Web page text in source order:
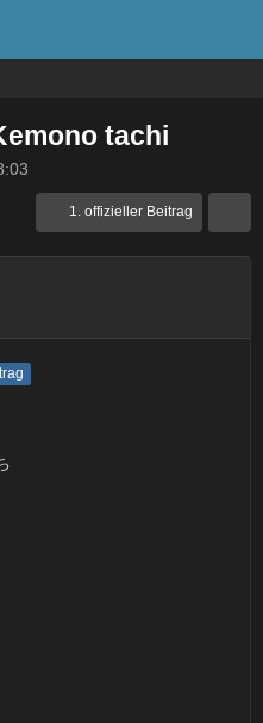
tachi
1. offizieller Beitrag